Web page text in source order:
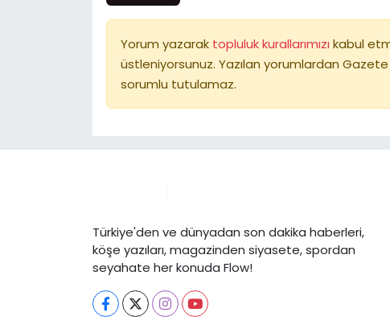
Yorum yazarak topluluk kurallarımızı kabul
üstleniyorsunuz. Yazılan yorumlardan
sorumlu tutulamaz.
Türkiye'den ve dünyadan son dakika haberleri,
köşe yazıları, magazinden siyasete, spordan
seyahate her konuda Flow!